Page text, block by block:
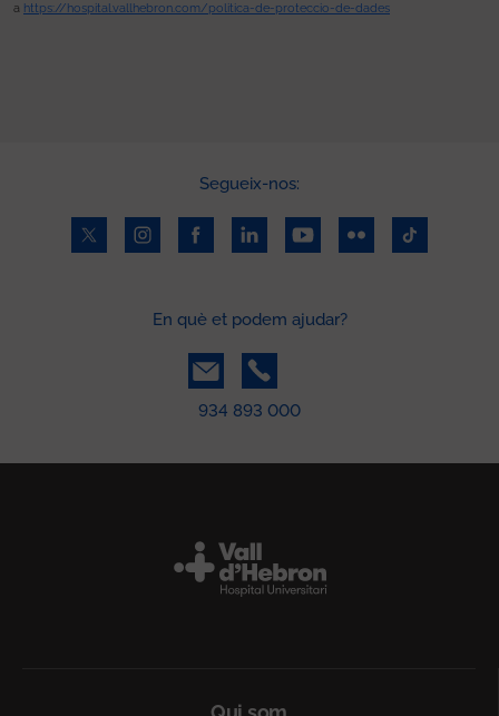
a https://hospital.vallhebron.com/politica-de-proteccio-de-dades
Segueix-nos:
En què et podem ajudar?
934 893 000